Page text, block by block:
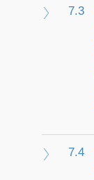
7.3
7.4